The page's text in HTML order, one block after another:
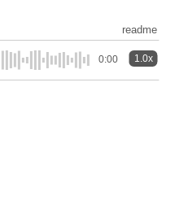
readme
0:00 1.0x